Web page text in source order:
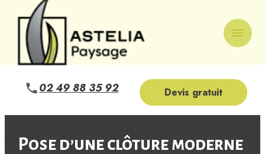
menu
02 49 88 35 92 Devis gratuit
Pose d’une clôture moderne
Panneau de gestion des cookies